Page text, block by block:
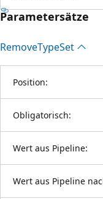
Parametersätze
RemoveTypeSet
Position:
Obligatorisch:
Wert aus Pipeline:
Wert aus Pipeline